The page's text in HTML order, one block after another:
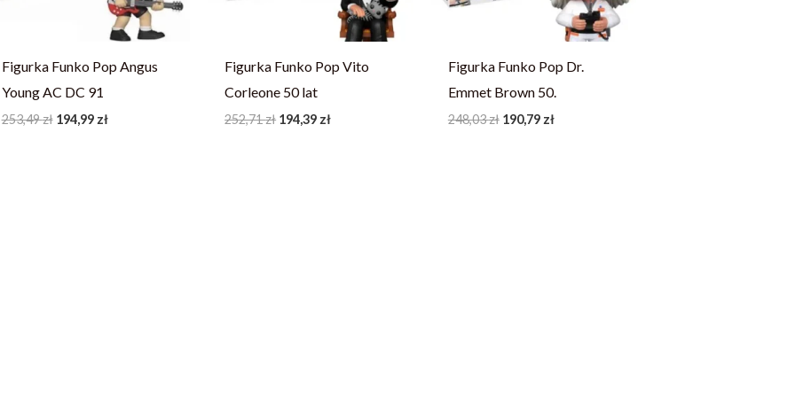
Figurka Funko Pop Angus
Young AC DC 91
253,49zł 194,99 zł
Figurka Funko Pop Vito
Corleone 50 lat
252,71zł 194,39 zł
Figurka Funko Pop Dr.
Emmet Brown 50.
248,03zł 190,79 zł